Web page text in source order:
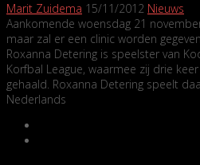
Marit Zuidema 15/11/2012 Nieuws
Aankomende woensdag 21
maar zal er een clinic worden
Roxanna Detering is speelster van
Korfbal League, waarmee zij drie
gehaald. Roxanna Detering speelt
Nederlands